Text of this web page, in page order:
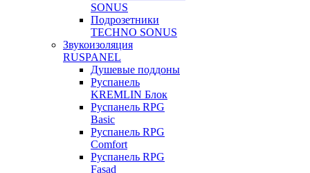
SONUS
Подрозетники
TECHNO SONUS
Звукоизоляция
RUSPANEL
Душевые поддоны
Руспанель
KREMLIN Блок
Руспанель RPG
Basic
Руспанель RPG
Comfort
Руспанель RPG
Fasad